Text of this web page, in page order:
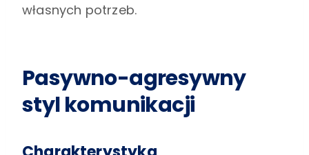
własnych potrzeb.
Pasywno-agresywny
styl komunikacji